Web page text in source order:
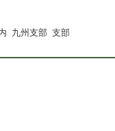
九州支部 支部